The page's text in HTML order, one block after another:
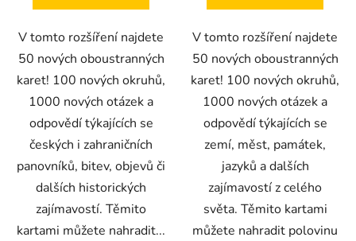
V tomto rozšíření najdete
50 nových oboustranných
karet! 100 nových okruhů,
1000 nových otázek a
odpovědí týkajících se
českých i zahraničních
panovníků, bitev, objevů či
dalších historických
zajímavostí. Těmito
kartami můžete nahradit...
V tomto rozšíření najdete
50 nových oboustranných
karet! 100 nových okruhů,
1000 nových otázek a
odpovědí týkajících se
zemí, měst, památek,
jazyků a dalších
zajímavostí z celého
světa. Těmito kartami
můžete nahradit polovinu